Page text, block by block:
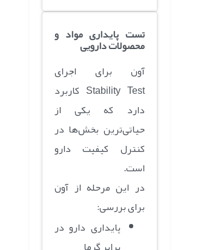
تست پایداری مواد و
محصولات دارویی
آون برای اجرای
Stability Test کاربرد
دارد که یکی از
حیاتی‌ترین بخش‌ها در
کنترل کیفیت دارو
است.
در این مرحله از آون
برای بررسی:
پایداری دارو در